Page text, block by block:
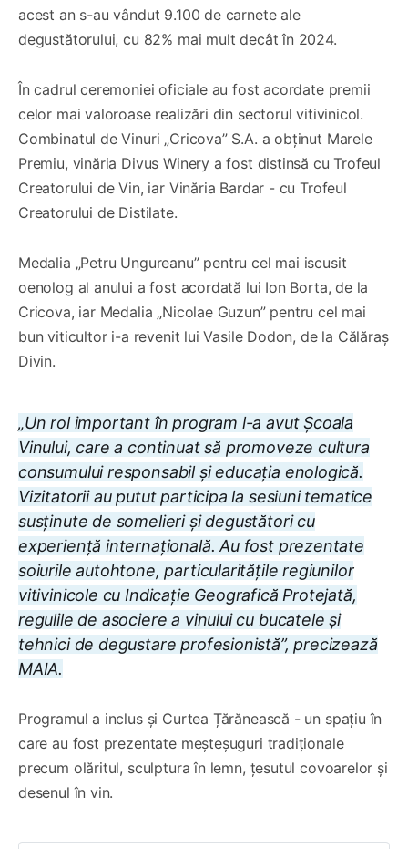
acest an s-au vândut 9.100 de carnete ale
degustătorului, cu 82% mai mult decât în 2024.
În cadrul ceremoniei oficiale au fost acordate premii
celor mai valoroase realizări din sectorul vitivinicol.
Combinatul de Vinuri „Cricova” S.A. a obținut Marele
Premiu, vinăria Divus Winery a fost distinsă cu Trofeul
Creatorului de Vin, iar Vinăria Bardar - cu Trofeul
Creatorului de Distilate.
Medalia „Petru Ungureanu” pentru cel mai iscusit
oenolog al anului a fost acordată lui Ion Borta, de la
Cricova, iar Medalia „Nicolae Guzun” pentru cel mai
bun viticultor i-a revenit lui Vasile Dodon, de la Călăraș
Divin.
„Un rol important în program l-a avut Școala
Vinului, care a continuat să promoveze cultura
consumului responsabil și educația enologică.
Vizitatorii au putut participa la sesiuni tematice
susținute de somelieri și degustători cu
experiență internațională. Au fost prezentate
soiurile autohtone, particularitățile regiunilor
vitivinicole cu Indicație Geografică Protejată,
regulile de asociere a vinului cu bucatele și
tehnici de degustare profesionistă”, precizează
MAIA.
Programul a inclus și Curtea Țărănească - un spațiu în
care au fost prezentate meșteșuguri tradiționale
precum olăritul, sculptura în lemn, țesutul covoarelor și
desenul în vin.